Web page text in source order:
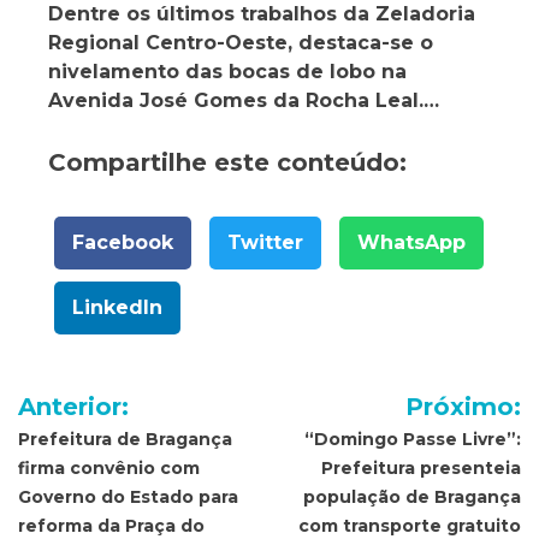
Dentre os últimos trabalhos da Zeladoria
Regional Centro-Oeste, destaca-se o
nivelamento das bocas de lobo na
Avenida José Gomes da Rocha Leal.…
Compartilhe este conteúdo:
Facebook Twitter WhatsApp
LinkedIn
Navegação
de
Post
Anterior:
Prefeitura de Bragança
firma convênio com
Governo do Estado para
reforma da Praça do
Próximo:
“Domingo Passe Livre”:
Prefeitura presenteia
população de Bragança
com transporte gratuito